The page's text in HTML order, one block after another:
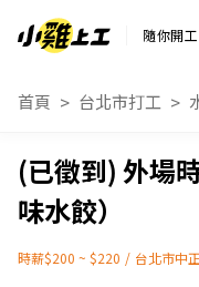
隨你開工
首頁 台北市打工
外場
味水餃）
時薪$200 ~ $220 / 台北市中